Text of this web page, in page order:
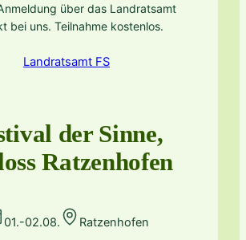
über das Landratsamt
bei uns. Teilnahme kostenlos.
Landratsamt FS
der Sinne,
Ratzenhofen
01.-02.08. Ratzenhofen